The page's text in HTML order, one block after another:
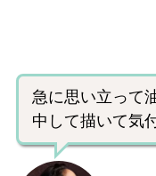
急に思い立って
中して描いて気